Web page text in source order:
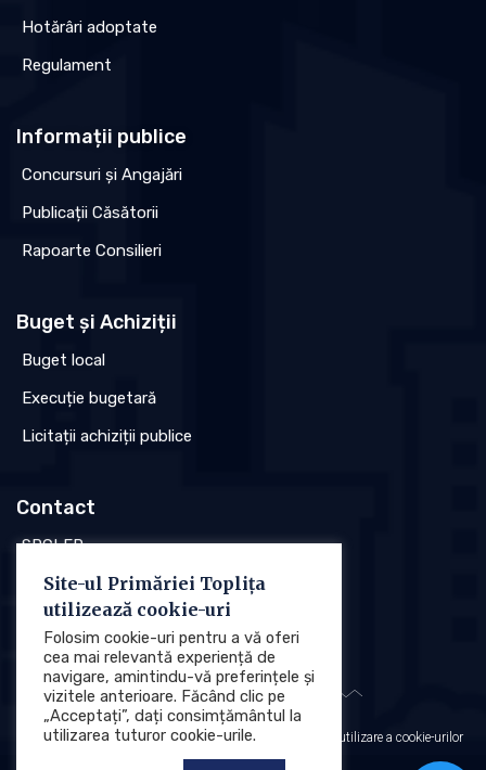
Hotărâri adoptate
Regulament
Informații publice
Concursuri și Angajări
Publicații Căsătorii
Rapoarte Consilieri
Buget și Achiziții
Buget local
Execuție bugetară
Licitații achiziții publice
Contact
SPCLEP
Stare civilă
Poliția locală
Protecția datelor cu caracter personal (GDPR) Politica de utilizare a cookie-urilor
Site-ul Primăriei Toplița
utilizează cookie-uri
Folosim cookie-uri pentru a vă oferi
cea mai relevantă experiență de
navigare, amintindu-vă preferințele și
vizitele anterioare. Făcând clic pe
„Acceptați”, dați consimțământul la
utilizarea tuturor cookie-urile.